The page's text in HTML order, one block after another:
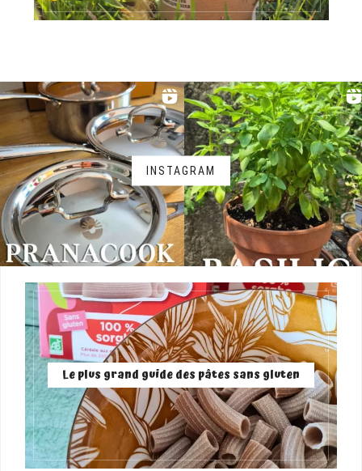
INSTAGRAM
Le plus grand guide des pâtes sans gluten